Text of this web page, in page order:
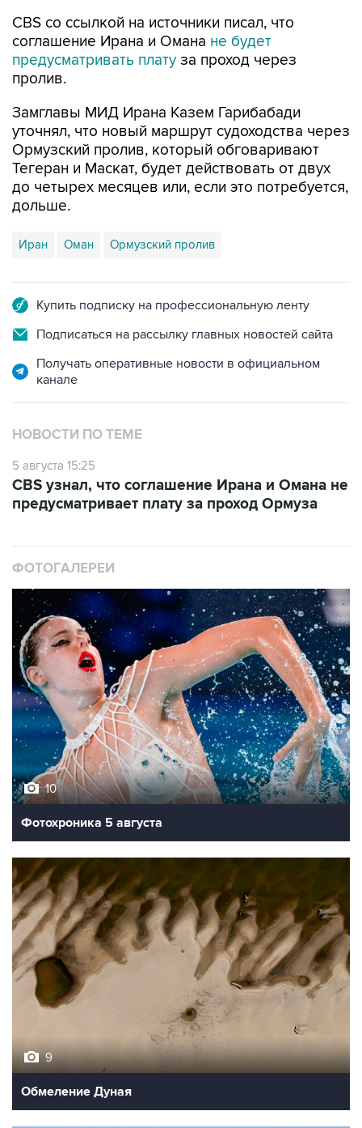
CBS со ссылкой на источники писал, что
соглашение Ирана и Омана не будет
предусматривать плату за проход через
пролив.
Замглавы МИД Ирана Казем Гарибабади
уточнял, что новый маршрут судоходства через
Ормузский пролив, который обговаривают
Тегеран и Маскат, будет действовать от двух
до четырех месяцев или, если это потребуется,
дольше.
Иран Оман Ормузский пролив
Купить подписку на профессиональную ленту
Подписаться на рассылку главных новостей сайта
Получать оперативные новости в официальном
канале
НОВОСТИ ПО ТЕМЕ
5 августа 15:25
CBS узнал, что соглашение Ирана и Омана не
предусматривает плату за проход Ормуза
ФОТОГАЛЕРЕИ
10
Фотохроника 5 августа
9
Обмеление Дуная